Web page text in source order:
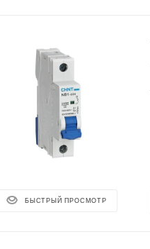
БЫСТРЫЙ ПРОСМОТР